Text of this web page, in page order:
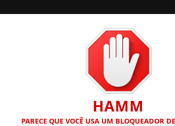
INÍCIO
QUE CHEGAM A R$ 3,8 MIL IGREJA
HAMM
PARECE QUE VOCÊ USA UM BLOQUEADOR